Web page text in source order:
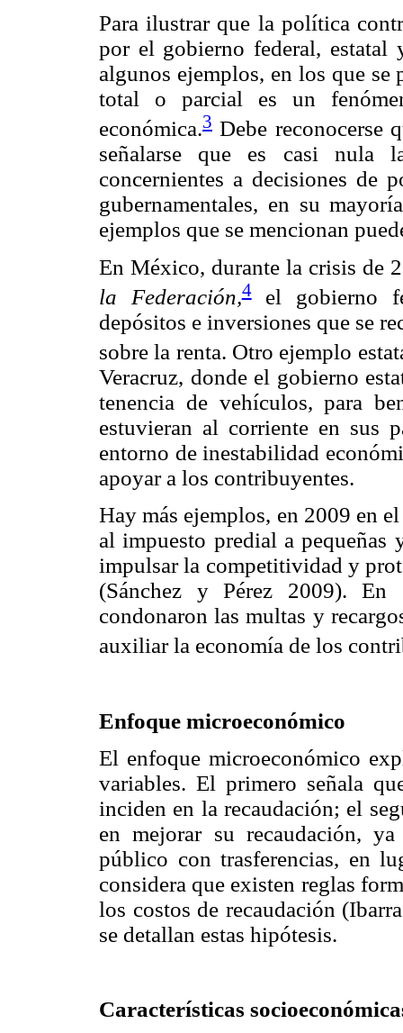
Para ilustrar que la política
por el gobierno federal, estatal
algunos ejemplos, en los que se
total o parcial es un
económica.3 Debe reconocerse
señalarse que es casi nula
concernientes a decisiones de
gubernamentales, en su
ejemplos que se mencionan
En México, durante la crisis de
la Federación,4el gobierno
depósitos e inversiones que se
sobre la renta. Otro ejemplo
Veracruz, donde el gobierno
tenencia de vehículos, para
estuvieran al corriente en sus
entorno de inestabilidad
apoyar a los contribuyentes.
Hay más ejemplos, en 2009 en
al impuesto predial a pequeñas
impulsar la competitividad y
(Sánchez y Pérez 2009).
condonaron las multas y
auxiliar la economía de los
Enfoque microeconómico
El enfoque microeconómico
variables. El primero señala
inciden en la recaudación; el
en mejorar su recaudación,
público con trasferencias, en
considera que existen reglas
los costos de recaudación
se detallan estas hipótesis.
Características